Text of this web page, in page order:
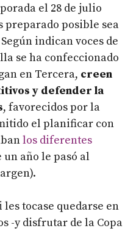
el 28 de julio
preparado posible sea
indican voces de
se ha confeccionado
en Tercera, creen
y defender la
, favorecidos por la
el planificar con
los diferentes
un año le pasó al
tocase quedarse en
-y disfrutar de la Copa